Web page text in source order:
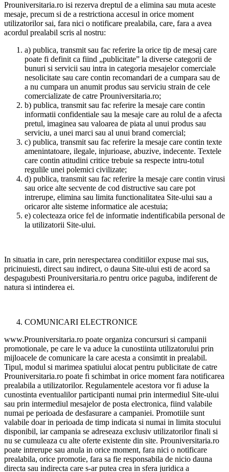
Prouniversitaria.ro isi rezerva dreptul de a elimina sau muta aceste
mesaje, precum si de a restrictiona accesul in orice moment
utilizatorilor sai, fara nici o notificare prealabila, care, fara a avea
acordul prealabil scris al nostru:
a) publica, transmit sau fac referire la orice tip de mesaj care
poate fi definit ca fiind „publicitate” la diverse categorii de
bunuri si servicii sau intra in categoria mesajelor comerciale
nesolicitate sau care contin recomandari de a cumpara sau de
a nu cumpara un anumit produs sau serviciu strain de cele
comercializate de catre Prouniversitaria.ro;
b) publica, transmit sau fac referire la mesaje care contin
informatii confidentiale sau la mesaje care au rolul de a afecta
pretul, imaginea sau valoarea de piata al unui produs sau
serviciu, a unei marci sau al unui brand comercial;
c) publica, transmit sau fac referire la mesaje care contin texte
amenintatoare, ilegale, injurioase, abuzive, indecente. Textele
care contin atitudini critice trebuie sa respecte intru-totul
regulile unei polemici civilizate;
d) publica, transmit sau fac referire la mesaje care contin virusi
sau orice alte secvente de cod distructive sau care pot
intrerupe, elimina sau limita functionalitatea Site-ului sau a
oricaror alte sisteme informatice ale acestuia;
e) colecteaza orice fel de informatie indentificabila personal de
la utilizatorii Site-ului.
In situatia in care, prin nerespectarea conditiilor expuse mai sus,
pricinuiesti, direct sau indirect, o dauna Site-ului esti de acord sa
despagubesti Prouniversitaria.ro pentru orice paguba, indiferent de
natura si intinderea ei.
COMUNICARI ELECTRONICE
www.Prouniversitaria.ro poate organiza concursuri si campanii
promotionale, pe care le va aduce la cunostiinta utilizatorului prin
mijloacele de comunicare la care acesta a consimtit in prealabil.
Tipul, modul si marimea spatiului alocat pentru publicitate de catre
Prouniversitaria.ro poate fi schimbat in orice moment fara notificarea
prealabila a utilizatorilor. Regulamentele acestora vor fi aduse la
cunostinta eventualilor participanti numai prin intermediul Site-ului
sau prin intermediul mesajelor de posta electronica, fiind valabile
numai pe perioada de desfasurare a campaniei. Promotiile sunt
valabile doar in perioada de timp indicata si numai in limita stocului
disponibil, iar campania se adreseaza exclusiv utilizatorilor finali si
nu se cumuleaza cu alte oferte existente din site. Prouniversitaria.ro
poate intrerupe sau anula in orice moment, fara nici o notificare
prealabila, orice promotie, fara sa fie responsabila de nicio dauna
directa sau indirecta care s-ar putea crea in sfera juridica a